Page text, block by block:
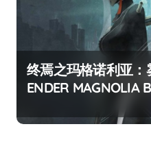
终焉之玛格诺利亚：
ENDER MAGNOLIA